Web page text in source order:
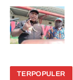
TERPOPULER